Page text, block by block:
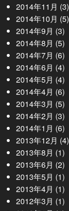
2014年11月 (3)
2014年10月 (5)
2014年9月 (3)
2014年8月 (5)
2014年7月 (6)
2014年6月 (4)
2014年5月 (4)
2014年4月 (6)
2014年3月 (5)
2014年2月 (3)
2014年1月 (6)
2013年12月 (4)
2013年8月 (1)
2013年6月 (2)
2013年5月 (1)
2013年4月 (1)
2012年3月 (1)